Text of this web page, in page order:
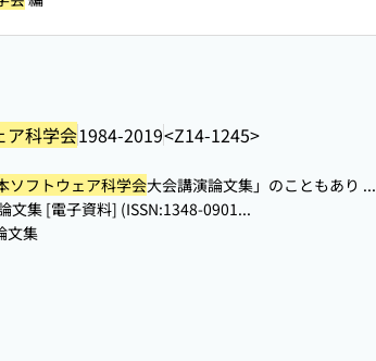
ア科学会1984-2019<Z14-1245>
ソフトウェア科学会大会講演論文集」のこともあり ...
文集 [電子資料] (ISSN:1348-0901...
文集